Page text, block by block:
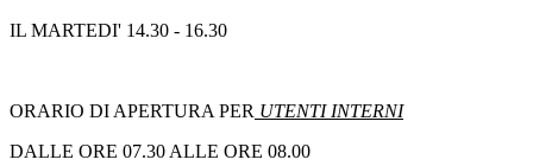
IL MARTEDI' 14.30 - 16.30
ORARIO DI APERTURA PER UTENTI INTERNI
DALLE ORE 07.30 ALLE ORE 08.00